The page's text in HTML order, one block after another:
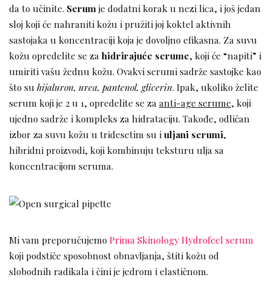
da to učinite. Serumje dodatni korak u nezi lica, i još jedan
sloj koji će nahraniti kožu i pružiti joj koktel aktivnih
sastojaka u koncentraciji koja je dovoljno efikasna. Za suvu
kožu opredelite se zahidrirajuće serume, koji će “napiti” i
umiriti vašu žednu kožu. Ovakvi serumi sadrže sastojke kao
što su hijaluron, urea, pantenol, glicerin. Ipak, ukoliko želite
serum koji je 2 u 1, opredelite se zaanti-age serume, koji
ujedno sadrže i kompleks za hidrataciju. Takođe, odličan
izbor za suvu kožu u tridesetim su iuljani serumi,
hibridni proizvodi, koji kombinuju teksturu ulja sa
koncentracijom seruma.
Mi vam preporučujemoPrima Skinology Hydrofeel serum
koji podstiče sposobnost obnavljanja, štiti kožu od
slobodnih radikala i čini je jedrom i elastičnom.